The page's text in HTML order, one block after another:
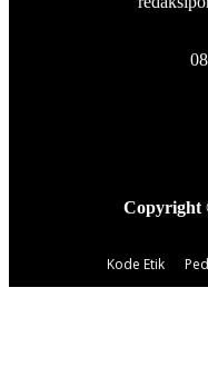
Copyright
Kode Etik